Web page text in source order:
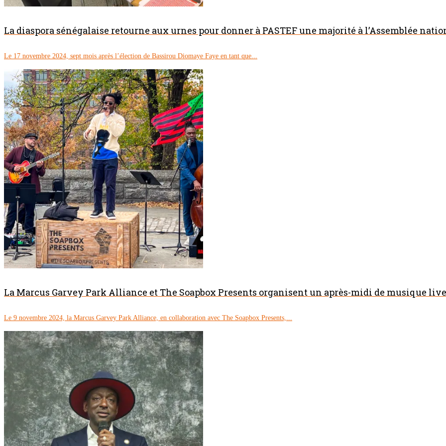
La diaspora sénégalaise retourne aux urnes pour donner à PASTEF une majorité à l’Assemblée
Le 17 novembre 2024, sept mois après l’élection de Bassirou Diomaye Faye en tant que...
La Marcus Garvey Park Alliance et The Soapbox Presents organisent un après-midi de musique
Le 9 novembre 2024, la Marcus Garvey Park Alliance, en collaboration avec The Soapbox Presents,...